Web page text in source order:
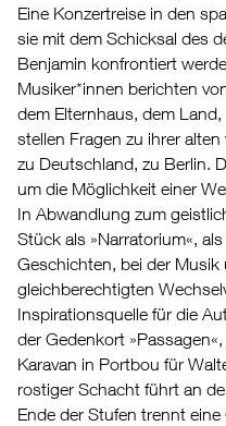
Eine Konzertreise in den
sie mit dem Schicksal des
Benjamin konfrontiert
Musiker*innen berichten
dem Elternhaus, dem
stellen Fragen zu ihrer
zu Deutschland, zu Berlin.
um die Möglichkeit einer
In Abwandlung zum
Stück als »Narratorium«,
Geschichten, bei der Musik
gleichberechtigten
Inspirationsquelle für die
der Gedenkort
Karavan in Portbou für
rostiger Schacht führt an
Ende der Stufen trennt